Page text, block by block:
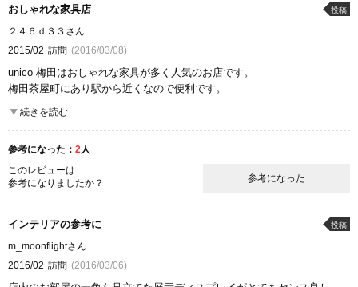
おしゃれな家具店 投稿
２４６ｄ３３さん
2015/02 訪問 (2016/03/08)
unico 梅田はおしゃれな家具が多く人気のお店です。
梅田茶屋町にあり駅から近くなので便利です。
食器の取扱いも多くおしゃれなものばかりです。
家具は長く使える落ち着きのあるデザインが多く展示されています。
ここが良かった
商品の質
雰囲気
続きを読む
参考になった： 2人
このレビューは
参考になりましたか？
参考になった
インテリアの参考に 投稿
m_moonflightさん
2016/02 訪問 (2016/03/06)